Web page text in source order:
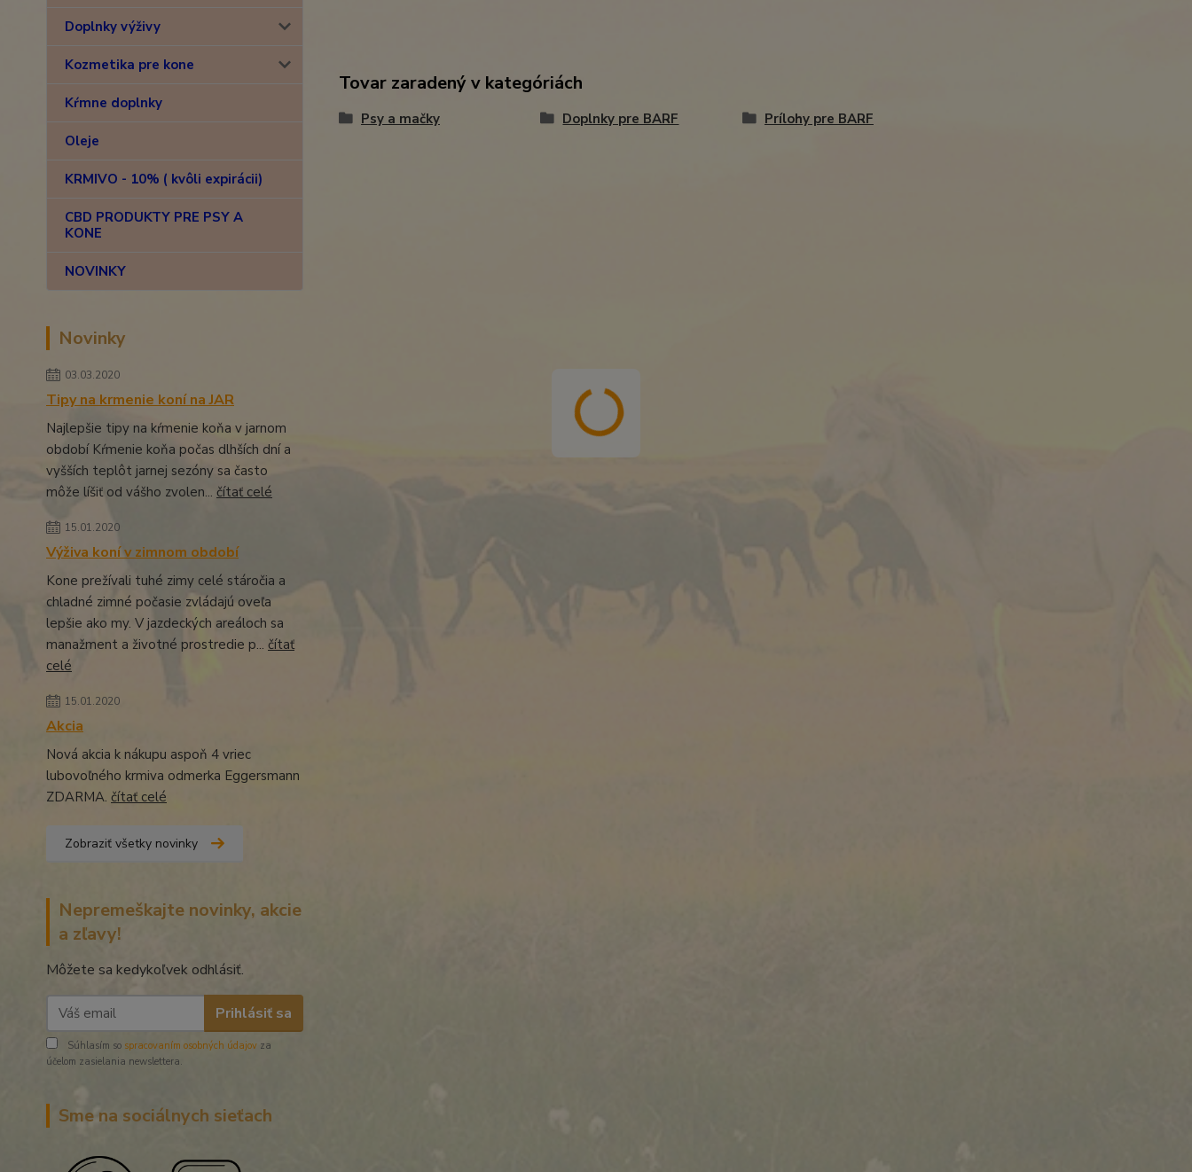
Doplnky výživy
Kozmetika pre kone
Kŕmne doplnky
Oleje
KRMIVO - 10% ( kvôli expirácii)
CBD PRODUKTY PRE PSY A
KONE
NOVINKY
Novinky
03.03.2020
Tipy na krmenie koní na JAR
Najlepšie tipy na kŕmenie koňa v jarnom
období Kŕmenie koňa počas dlhších dní a
vyšších teplôt jarnej sezóny sa často
môže líšiť od vášho zvolen... čítať celé
15.01.2020
Výživa koní v zimnom období
Kone prežívali tuhé zimy celé stáročia a
chladné zimné počasie zvládajú oveľa
lepšie ako my. V jazdeckých areáloch sa
manažment a životné prostredie p... čítať
celé
15.01.2020
Akcia
Nová akcia k nákupu aspoň 4 vriec
lubovoľného krmiva odmerka Eggersmann
ZDARMA. čítať celé
Zobraziť všetky novinky
Nepremeškajte novinky, akcie
a zľavy!
Môžete sa kedykoľvek odhlásiť.
Prihlásiť sa
Súhlasím so spracovaním osobných údajov za
účelom zasielania newslettera.
Sme na sociálnych sieťach
Tovar zaradený v kategóriách
Psy a mačky Doplnky pre BARF Prílohy pre BARF